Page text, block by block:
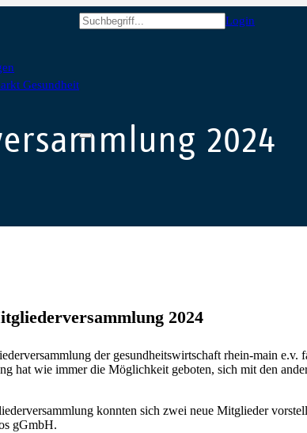
Gesundheit
Login
2024
2024
der gesundheitswirtschaft rhein-main
hat wie immer die Möglichkeit geboten, sich mit den
konnten sich zwei neue Mitglieder
gGmbH.